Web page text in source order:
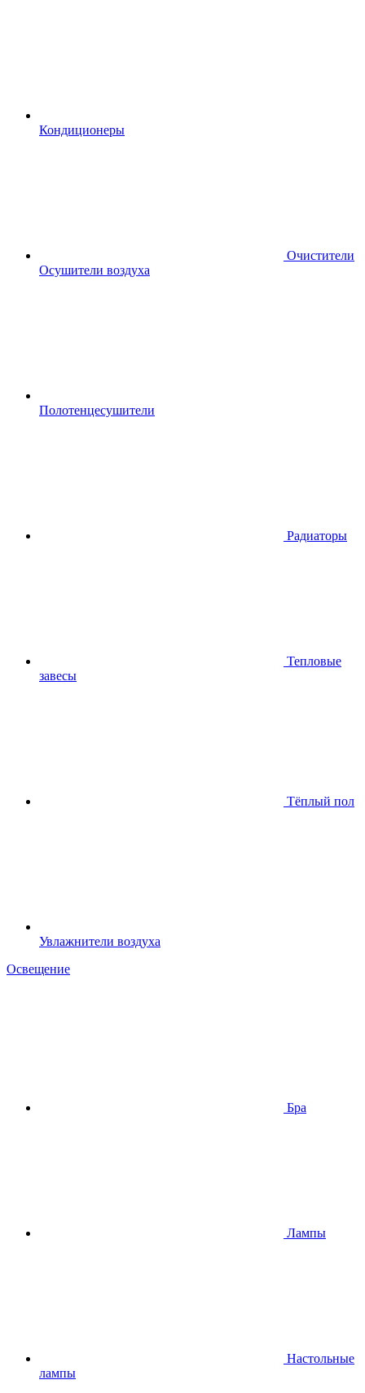
Кондиционеры
Очистители
Осушители воздуха
Полотенцесушители
Радиаторы
Тепловые
завесы
Тёплый пол
Увлажнители воздуха
Освещение
Бра
Лампы
Настольные
лампы